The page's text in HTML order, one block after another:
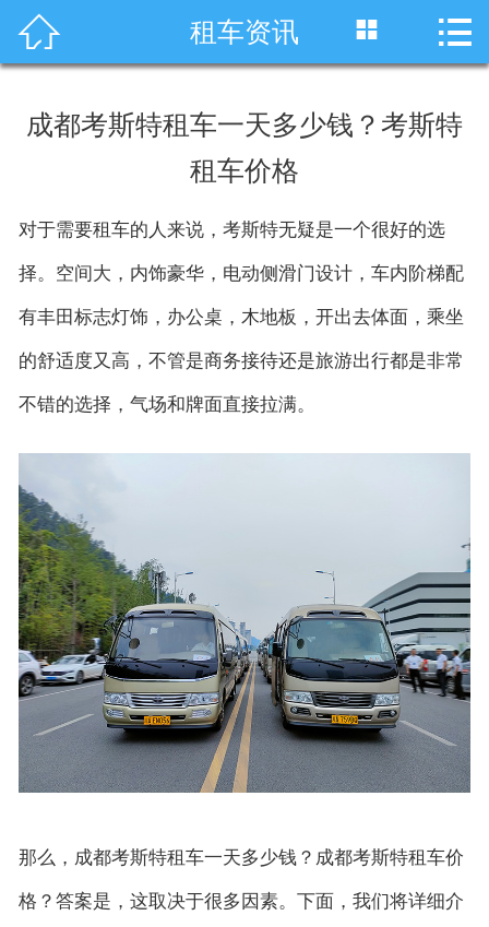
 首页
川藏线租车
租车资讯
租车价格
 租车资讯  
成都考斯特租车一天多少钱？考斯特
租车价格
对于需要租车的人来说，考斯特无疑是一个很好的选
择。空间大，内饰豪华，电动侧滑门设计，车内阶梯配
有丰田标志灯饰，办公桌，木地板，开出去体面，乘坐
的舒适度又高，不管是商务接待还是旅游出行都是非常
不错的选择，气场和牌面直接拉满。
那么，成都考斯特租车一天多少钱？成都考斯特租车价
格？答案是，这取决于很多因素。下面，我们将详细介